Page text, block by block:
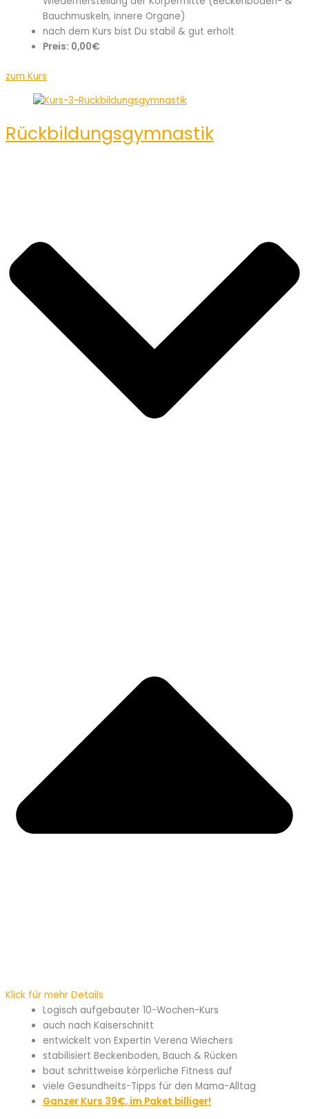
Bauchmuskeln, innere Organe)
nach dem Kurs bist Du stabil & gut erholt
Preis: 0,00€
zum Kurs
Rückbildungsgymnastik
Klick für mehr Details
Logisch aufgebauter 10-Wochen-Kurs
auch nach Kaiserschnitt
entwickelt von Expertin Verena Wiechers
stabilisiert Beckenboden, Bauch & Rücken
baut schrittweise körperliche Fitness auf
viele Gesundheits-Tipps für den Mama-Alltag
Ganzer Kurs 39€, im Paket billiger!